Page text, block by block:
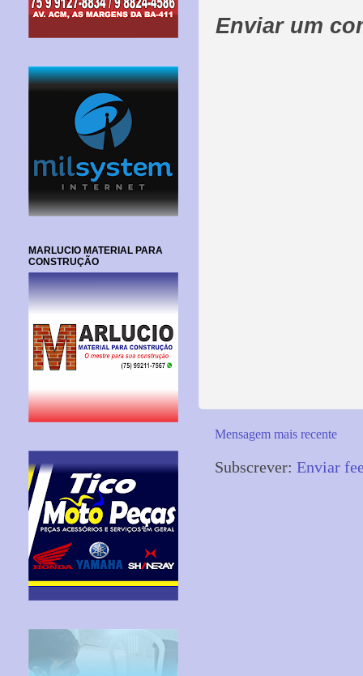
Enviar um
Mensagem mais recente
Subscrever: Enviar
MARLUCIO MATERIAL PARA
CONSTRUÇÃO